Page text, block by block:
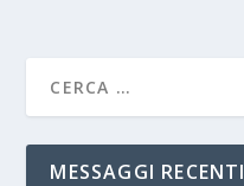
MESSAGGI RECENTI